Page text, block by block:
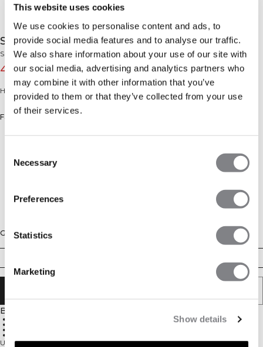
This website uses cookies
We use cookies to personalise content and ads, to
provide social media features and to analyse our traffic.
We also share information about your use of our site with
our social media, advertising and analytics partners who
may combine it with other information that you’ve
provided to them or that they’ve collected from your use
of their services.
Selection
Necessary
Preferences
Statistics
Marketing
Show details
Smooth Seamless Tights Lavender Pink
Smooth Collection
47€79€(-40%)
Hochgeschnittene Tights mit unsichtbarem Scrunch-Effekt
Farbe: Lavender Pink
Größe
Beschreibung
Unsere Smooth Seamless Tights revolutionieren Shapewear durch einen